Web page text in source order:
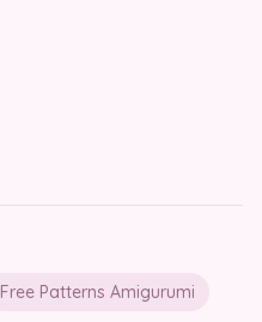
Free Patterns Amigurumi